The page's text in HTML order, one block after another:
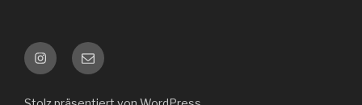
InstagramKontakt
e-